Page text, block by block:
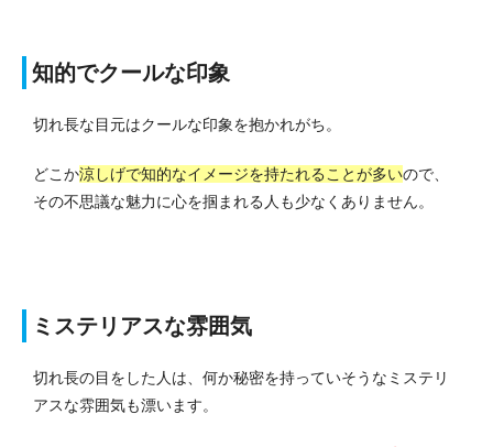
知的でクールな印象
切れ長な目元はクールな印象を抱かれがち。
どこか涼しげで知的なイメージを持たれることが多いので、
その不思議な魅力に心を掴まれる人も少なくありません。
ミステリアスな雰囲気
切れ長の目をした人は、何か秘密を持っていそうなミステリ
アスな雰囲気も漂います。